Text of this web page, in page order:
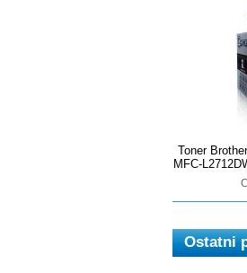
Toner
MFC-
Ostatni